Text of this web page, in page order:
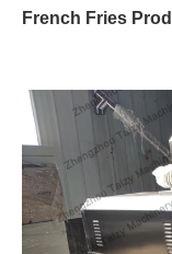
French Fries